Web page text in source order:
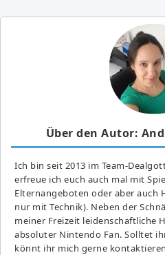
Über den Autor:
Ich bin seit 2013 im Team-
erfreue ich euch auch mal mit
Elternangeboten oder aber auch
nur mit Technik). Neben der
meiner Freizeit leidenschaftliche
absoluter Nintendo Fan. Solltet
könnt ihr mich gerne